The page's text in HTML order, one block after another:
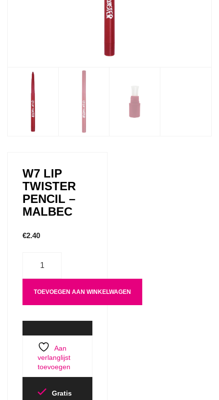
W7 LIP
TWISTER
PENCIL –
MALBEC
€2.40
TOEVOEGEN AAN WINKELWAGEN
Aan
verlanglijst
toevoegen
Gratis